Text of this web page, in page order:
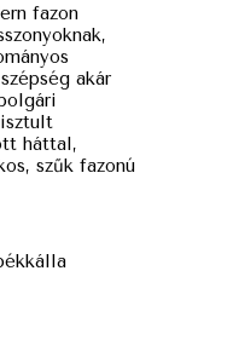
fazon
akár
háttal,
szűk fazonú